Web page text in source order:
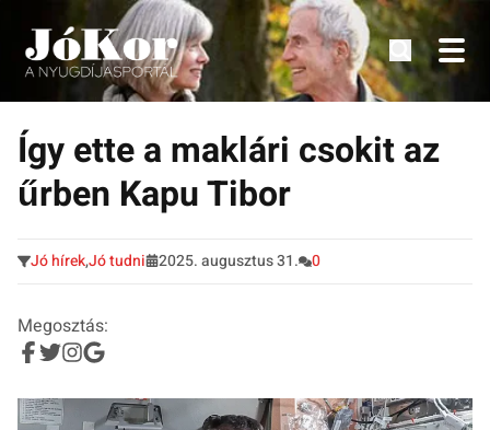
Tovább
tartalomra
Tudnivalók, érdekességek idősek számára.
Így ette a maklári csokit az
űrben Kapu Tibor
Jó hírek,Jó tudni 2025. augusztus 31. 0
Megosztás: